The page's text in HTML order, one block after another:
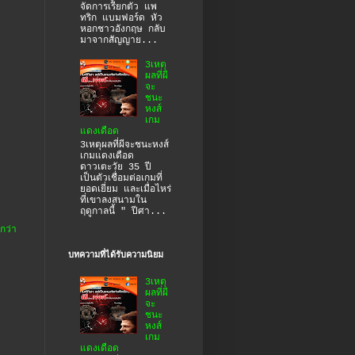
ว่า
จัดการเรียกตัว แพ
ทริก แบมฟอร์ด หัว
หอกชาวอังกฤษ กลับ
มาจากสัญญาย...
3เหตุ
ผลที่ผี
จะ
ชนะ
หงส์
เกม
แดงเดือด
3เหตุผลที่ผีจะชนะหงส์
เกมแดงเดือด
ดาวเตะวัย 35 ปี
เป็นตัวเชื่อมต่อเกมที่
ยอดเยี่ยม และเมื่อไหร่
ที่เขาลงสนามใน
ฤดูกาลนี้ " ปีศา...
บทความที่ได้รับความนิยม
3เหตุ
ผลที่ผี
จะ
ชนะ
หงส์
เกม
แดงเดือด